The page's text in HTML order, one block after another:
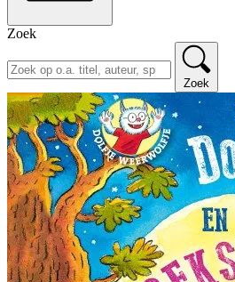
Zoek
Zoek